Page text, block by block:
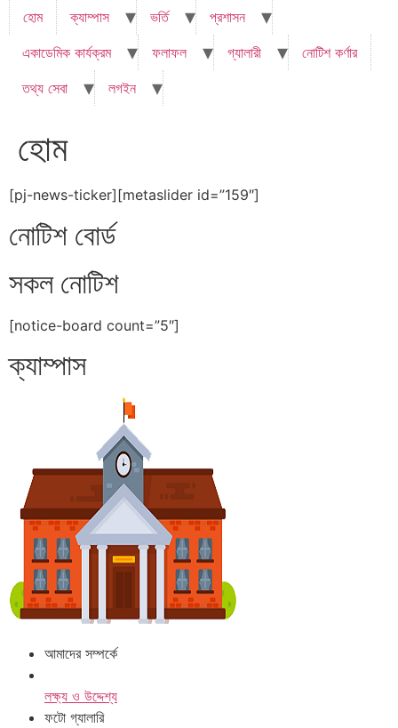
হোম ক্যাম্পাস ভর্তি
প্রশাসন
একাডেমিক কার্যক্রম
ফলাফল গ্যালারী
নোটিশ কর্ণার
তথ্য সেবা
লগইন
হোম
[pj-news-ticker][metaslider id=”159″]
নোটিশ বোর্ড
সকল নোটিশ
[notice-board count=”5″]
ক্যাম্পাস
আমাদের সম্পর্কে
লক্ষ্য ও উদ্দেশ্য
ফটো গ্যালারি